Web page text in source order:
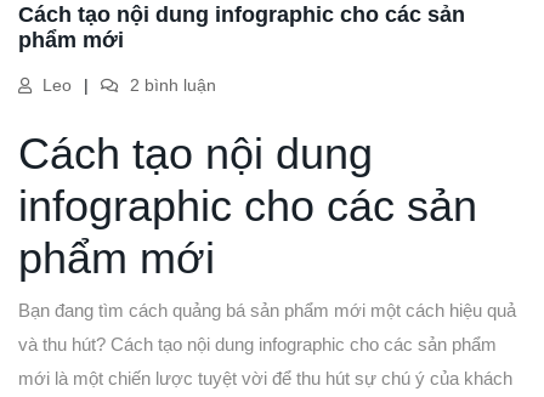
Cách tạo nội dung infographic cho các sản
phẩm mới
Leo 2 bình luận
Cách tạo nội dung
infographic cho các sản
phẩm mới
Bạn đang tìm cách quảng bá sản phẩm mới một cách hiệu quả
và thu hút? Cách tạo nội dung infographic cho các sản phẩm
mới là một chiến lược tuyệt vời để thu hút sự chú ý của khách